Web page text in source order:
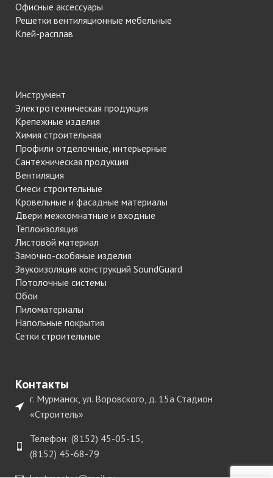
Офисные аксессуары
Решетки вентиляционные мебельные
Клей-расплав
Инструмент
Электротехническая продукция
Крепежные изделия
Химия строительная
Профили отделочные, интерьерные
Сантехническая продукция
Вентиляция
Смеси строительные
Кровельные и фасадные материалы
Двери межкомнатные и входные
Теплоизоляция
Листовой материал
Замочно-скобяные изделия
Звукоизоляция конструкций SoundGuard
Потолочные системы
Обои
Пиломатериалы
Напольные покрытия
Сетки строительные
Контакты
г. Мурманск, ул. Воровского, д. 15а Стадион
«Строитель»
Телефон: (8152) 45-05-15,
(8152) 45-68-79